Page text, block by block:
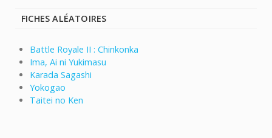
FICHES ALÉATOIRES
Battle Royale II : Chinkonka
Ima, Ai ni Yukimasu
Karada Sagashi
Yokogao
Taitei no Ken